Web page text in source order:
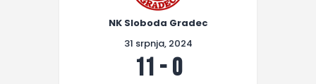
NK Sloboda Gradec
31 srpnja, 2024
11 -0